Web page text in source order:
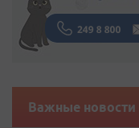
Важные новости